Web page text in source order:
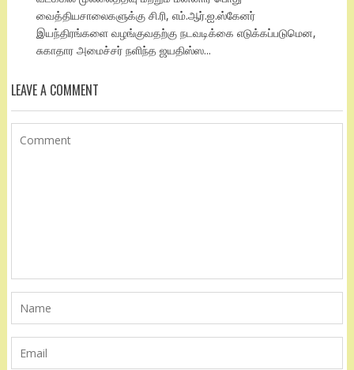
வைத்தியசாலைகளுக்கு சி.ரி, எம்.ஆர்.ஐ.ஸ்கேனர்
இயந்திரங்களை வழங்குவதற்கு நடவடிக்கை எடுக்கப்படுமென,
சுகாதார அமைச்சர் நளிந்த ஜயதிஸ்ஸ...
LEAVE A COMMENT